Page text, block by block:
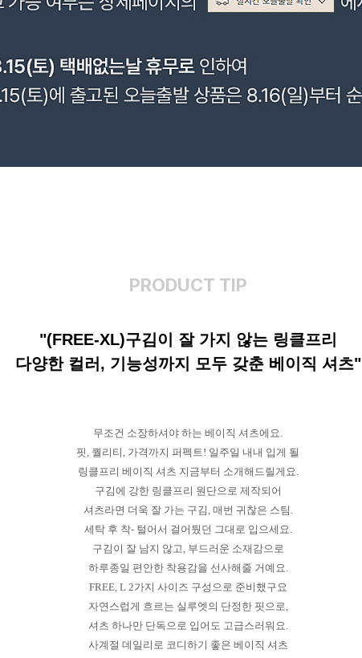
PRODUCT TIP
"(FREE-XL)구김이 잘 가지 않는 링클프리
다양한 컬러, 기능성까지 모두 갖춘 베이직 셔츠"
무조건 소장하셔야 하는 베이직 셔츠에요.
핏, 퀄리티, 가격까지 퍼펙트! 일주일 내내 입게 될
링클프리 베이직 셔츠 지금부터 소개해드릴게요.
구김에 강한 링클프리 원단으로 제작되어
셔츠라면 더욱 잘 가는 구김, 매번 귀찮은 스팀.
세탁 후 착- 털어서 걸어뒀던 그대로 입으세요.
구김이 잘 남지 않고, 부드러운 소재감으로
하루종일 편안한 착용감을 선사해줄 거예요.
FREE, L 2가지 사이즈 구성으로 준비했구요
자연스럽게 흐르는 실루엣의 단정한 핏으로,
셔츠 하나만 단독으로 입어도 고급스러워요.
사계절 데일리로 코디하기 좋은 베이직 셔츠